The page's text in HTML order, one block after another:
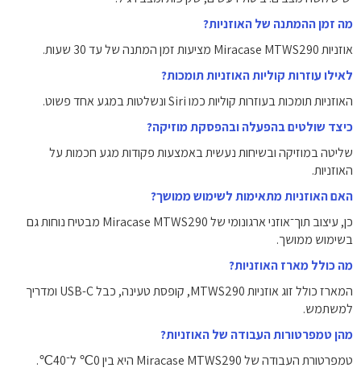
מה זמן ההמתנה של האוזניות?
אוזניות Miracase MTWS290 מציעות זמן המתנה של עד 30 שעות.
לאילו עוזרות קוליות האוזניות תומכות?
האוזניות תומכות בעוזרות קוליות כמו Siri ונשלטות במגע אחד פשוט.
כיצד שולטים בהפעלה ובהפסקת מוזיקה?
שליטה במוזיקה ובשיחות נעשית באמצעות פקודות מגע חכמות על
האוזניות.
האם האוזניות מתאימות לשימוש ממושך?
כן, עיצוב תוך־אוזני ארגונומי של Miracase MTWS290 מבטיח נוחות גם
בשימוש ממושך.
מה כולל מארז האוזניות?
המארז כולל זוג אוזניות MTWS290, קופסת טעינה, כבל USB-C ומדריך
למשתמש.
מהן טמפרטורות העבודה של האוזניות?
טמפרטורת העבודה של Miracase MTWS290 היא בין ‎0℃ ל־40℃.